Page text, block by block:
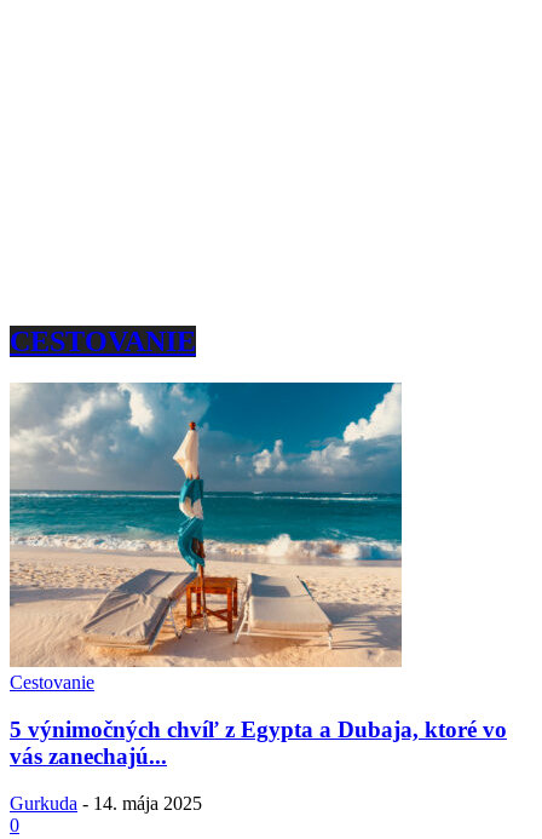
CESTOVANIE
Cestovanie
5 výnimočných chvíľ z Egypta a Dubaja, ktoré vo
vás zanechajú...
Gurkuda - 14. mája 2025
0